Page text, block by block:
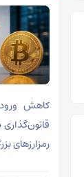
کاهش ورود
رمزارزهای